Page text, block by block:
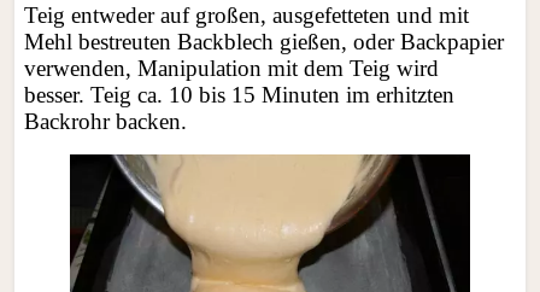
Teig entweder auf großen, ausgefetteten und mit
Mehl bestreuten Backblech gießen, oder Backpapier
verwenden, Manipulation mit dem Teig wird
besser. Teig ca. 10 bis 15 Minuten im erhitzten
Backrohr backen.